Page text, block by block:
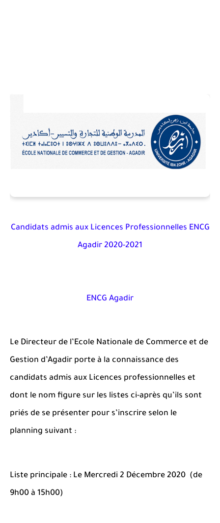
Candidats admis aux Licences Professionnelles ENCG
Agadir 2020-2021
ENCG Agadir
Le Directeur de l’Ecole Nationale de Commerce et de
Gestion d’Agadir porte à la connaissance des
candidats admis aux Licences professionnelles et
dont le nom figure sur les listes ci-après qu’ils sont
priés de se présenter pour s’inscrire selon le
planning suivant :
Liste principale : Le Mercredi 2 Décembre 2020 (de
9h00 à 15h00)